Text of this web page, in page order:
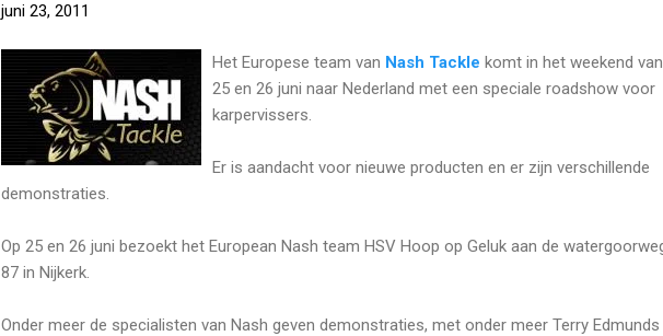
juni 23, 2011
Het Europese team van Nash Tackle komt in het weekend van
25 en 26 juni naar Nederland met een speciale roadshow voor
karpervissers.
Er is aandacht voor nieuwe producten en er zijn verschillende
demonstraties.
Op 25 en 26 juni bezoekt het European Nash team HSV Hoop op Geluk aan de
87 in Nijkerk.
Onder meer de specialisten van Nash geven demonstraties, met onder meer Terry Edmunds